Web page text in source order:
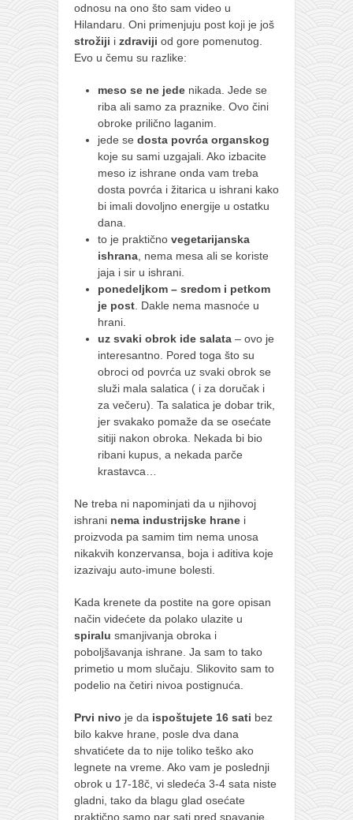
odnosu na ono što sam video u
Hilandaru. Oni primenjuju post koji je još
strožiji i zdraviji od gore pomenutog.
Evo u čemu su razlike:
meso se ne jede nikada. Jede se
riba ali samo za praznike. Ovo čini
obroke prilično laganim.
jede se dosta povrća organskog
koje su sami uzgajali. Ako izbacite
meso iz ishrane onda vam treba
dosta povrća i žitarica u ishrani kako
bi imali dovoljno energije u ostatku
dana.
to je praktično vegetarijanska
ishrana, nema mesa ali se koriste
jaja i sir u ishrani.
ponedeljkom – sredom i petkom
je post. Dakle nema masnoće u
hrani.
uz svaki obrok ide salata – ovo je
interesantno. Pored toga što su
obroci od povrća uz svaki obrok se
služi mala salatica ( i za doručak i
za večeru). Ta salatica je dobar trik,
jer svakako pomaže da se osećate
sitiji nakon obroka. Nekada bi bio
ribani kupus, a nekada parče
krastavca…
Ne treba ni napominjati da u njihovoj
ishrani nema industrijske hrane i
proizvoda pa samim tim nema unosa
nikakvih konzervansa, boja i aditiva koje
izazivaju auto-imune bolesti.
Kada krenete da postite na gore opisan
način videćete da polako ulazite u
spiralu smanjivanja obroka i
poboljšavanja ishrane. Ja sam to tako
primetio u mom slučaju. Slikovito sam to
podelio na četiri nivoa postignuća.
Prvi nivo je da ispoštujete 16 sati bez
bilo kakve hrane, posle dva dana
shvatićete da to nije toliko teško ako
legnete na vreme. Ako vam je poslednji
obrok u 17-18č, vi sledeća 3-4 sata niste
gladni, tako da blagu glad osećate
praktično samo par sati pred spavanje.